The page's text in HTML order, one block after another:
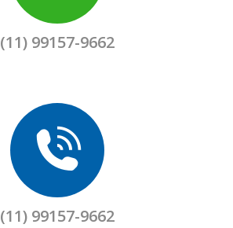
(11) 99157-9662
(11) 99157-9662